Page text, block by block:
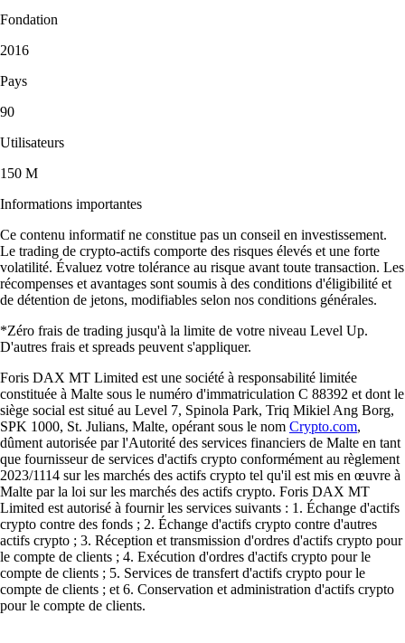
Fondation
2016
Pays
90
Utilisateurs
150 M
Informations importantes
Ce contenu informatif ne constitue pas un conseil en investissement.
Le trading de crypto-actifs comporte des risques élevés et une forte
volatilité. Évaluez votre tolérance au risque avant toute transaction. Les
récompenses et avantages sont soumis à des conditions d'éligibilité et
de détention de jetons, modifiables selon nos conditions générales.
*Zéro frais de trading jusqu'à la limite de votre niveau Level Up.
D'autres frais et spreads peuvent s'appliquer.
Foris DAX MT Limited est une société à responsabilité limitée
constituée à Malte sous le numéro d'immatriculation C 88392 et dont le
siège social est situé au Level 7, Spinola Park, Triq Mikiel Ang Borg,
SPK 1000, St. Julians, Malte, opérant sous le nom Crypto.com,
dûment autorisée par l'Autorité des services financiers de Malte en tant
que fournisseur de services d'actifs crypto conformément au règlement
2023/1114 sur les marchés des actifs crypto tel qu'il est mis en œuvre à
Malte par la loi sur les marchés des actifs crypto. Foris DAX MT
Limited est autorisé à fournir les services suivants : 1. Échange d'actifs
crypto contre des fonds ; 2. Échange d'actifs crypto contre d'autres
actifs crypto ; 3. Réception et transmission d'ordres d'actifs crypto pour
le compte de clients ; 4. Exécution d'ordres d'actifs crypto pour le
compte de clients ; 5. Services de transfert d'actifs crypto pour le
compte de clients ; et 6. Conservation et administration d'actifs crypto
pour le compte de clients.